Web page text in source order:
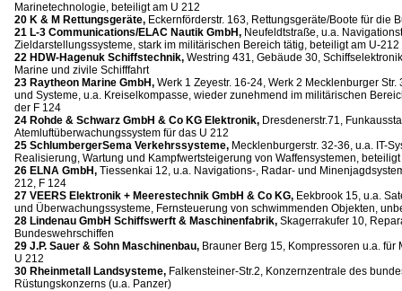
Marinetechnologie, beteiligt am U 212
20 K & M Rettungsgeräte, Eckernförderstr. 163, Rettungsgeräte/Boote für die
21 L-3 Communications/ELAC Nautik GmbH, Neufeldtstraße, u.a.
Zieldarstellungssysteme, stark im militärischen Bereich tätig, beteiligt am U-212
22 HDW-Hagenuk Schiffstechnik, Westring 431, Gebäude 30,
Marine und zivile Schifffahrt
23 Raytheon Marine GmbH, Werk 1 Zeyestr. 16-24, Werk 2 Mecklenburger
und Systeme, u.a. Kreiselkompasse, wieder zunehmend im militärischen
der F 124
24 Rohde & Schwarz GmbH & Co KG Elektronik, Dresdenerstr.71,
Atemluftüberwachungssystem für das U 212
25 SchlumbergerSema Verkehrssysteme, Mecklenburgerstr. 32-36, u.a. IT-
Realisierung, Wartung und Kampfwertsteigerung von Waffensystemen,
26 ELNA GmbH, Tiessenkai 12, u.a. Navigations-, Radar- und
212, F 124
27 VEERS Elektronik + Meerestechnik GmbH & Co KG, Eekbrook 15, u.a.
und Überwachungssysteme, Fernsteuerung von schwimmenden Objekten,
28 Lindenau GmbH Schiffswerft & Maschinenfabrik, Skagerrakufer 10,
Bundeswehrschiffen
29 J.P. Sauer & Sohn Maschinenbau, Brauner Berg 15, Kompressoren u.a. für
U 212
30 Rheinmetall Landsysteme, Falkensteiner-Str.2, Konzernzentrale des
Rüstungskonzerns (u.a. Panzer)